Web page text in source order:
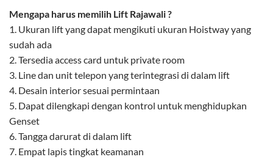
Mengapa harus memilih Lift Rajawali ?
1. Ukuran lift yang dapat mengikuti ukuran Hoistway yang
sudah ada
2. Tersedia access card untuk private room
3. Line dan unit telepon yang terintegrasi di dalam lift
4. Desain interior sesuai permintaan
5. Dapat dilengkapi dengan kontrol untuk menghidupkan
Genset
6. Tangga darurat di dalam lift
7. Empat lapis tingkat keamanan